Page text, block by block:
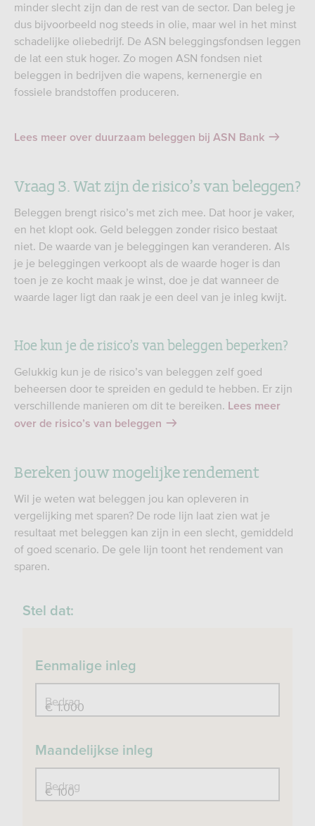
minder slecht zijn dan de rest van de sector. Dan beleg je
dus bijvoorbeeld nog steeds in olie, maar wel in het minst
schadelijke oliebedrijf. De ASN beleggingsfondsen leggen
de lat een stuk hoger. Zo mogen ASN fondsen niet
beleggen in bedrijven die wapens, kernenergie en
fossiele brandstoffen produceren.
Lees meer over duurzaam beleggen bij ASN Bank
Vraag 3. Wat zijn de risico’s van beleggen?
Beleggen brengt risico’s met zich mee. Dat hoor je vaker,
en het klopt ook. Geld beleggen zonder risico bestaat
niet. De waarde van je beleggingen kan veranderen. Als
je je beleggingen verkoopt als de waarde hoger is dan
toen je ze kocht maak je winst, doe je dat wanneer de
waarde lager ligt dan raak je een deel van je inleg kwijt.
Hoe kun je de risico’s van beleggen beperken?
Gelukkig kun je de risico’s van beleggen zelf goed
beheersen door te spreiden en geduld te hebben. Er zijn
verschillende manieren om dit te bereiken. Lees meer
over de risico’s van beleggen
Bereken jouw mogelijke rendement
Wil je weten wat beleggen jou kan opleveren in
vergelijking met sparen? De rode lijn laat zien wat je
resultaat met beleggen kan zijn in een slecht, gemiddeld
of goed scenario. De gele lijn toont het rendement van
sparen.
Stel dat:
Eenmalige inleg
Bedrag
€
Maandelijkse inleg
Bedrag
€